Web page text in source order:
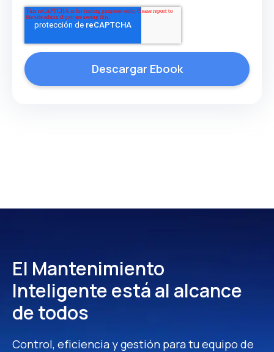
El Mantenimiento
Inteligenteestá al alcance
de todos
Control, eficiencia y gestión para tu equipo de